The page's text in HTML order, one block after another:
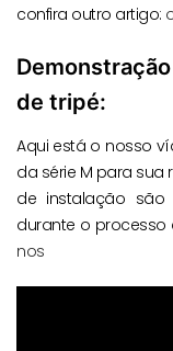
confira outro artigo:
de tripé:
Aqui está o nosso
da série M para sua
de instalação são
durante o processo
nos